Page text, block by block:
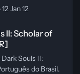
Jan 12
II: Scholar of
Souls II:
do Brasil.